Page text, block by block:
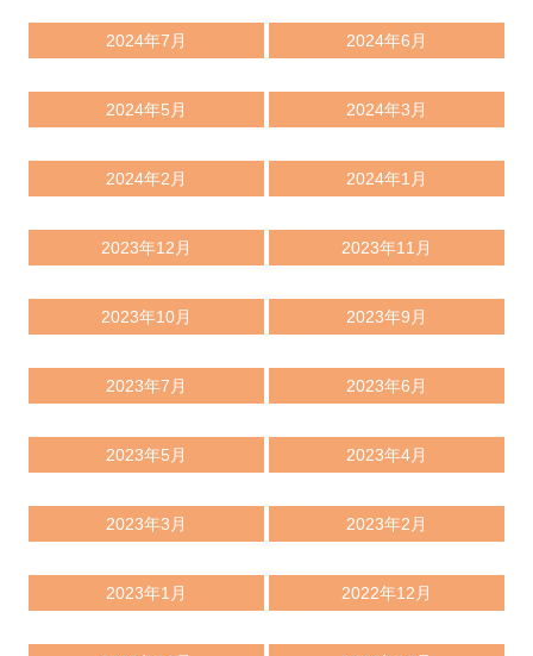
2024年7月 2024年6月
2024年5月 2024年3月
2024年2月 2024年1月
2023年12月 2023年11月
2023年10月 2023年9月
2023年7月 2023年6月
2023年5月 2023年4月
2023年3月 2023年2月
2023年1月 2022年12月